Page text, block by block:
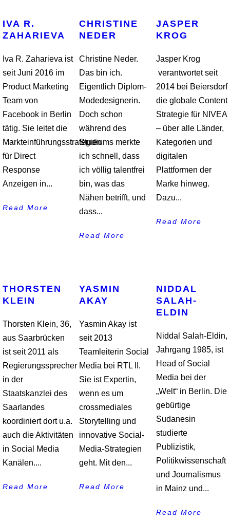
IVA R.
ZAHARIEVA
Iva R. Zaharieva ist
seit Juni 2016 im
Product Marketing
Team von
Facebook in Berlin
tätig. Sie leitet die
Markteinführungsstrategien
für Direct
Response
Anzeigen in...
Read More
CHRISTINE
NEDER
Christine Neder.
Das bin ich.
Eigentlich Diplom-
Modedesignerin.
Doch schon
während des
Studiums merkte
ich schnell, dass
ich völlig talentfrei
bin, was das
Nähen betrifft, und
dass...
Read More
JASPER
KROG
Jasper Krog
verantwortet seit
2014 bei Beiersdorf
die globale Content
Strategie für NIVEA
– über alle Länder,
Kategorien und
digitalen
Plattformen der
Marke hinweg.
Dazu...
Read More
THORSTEN
KLEIN
Thorsten Klein, 36,
aus Saarbrücken
ist seit 2011 als
Regierungssprecher
in der
Staatskanzlei des
Saarlandes
koordiniert dort u.a.
auch die Aktivitäten
in Social Media
Kanälen....
Read More
YASMIN
AKAY
Yasmin Akay ist
seit 2013
Teamleiterin Social
Media bei RTL II.
Sie ist Expertin,
wenn es um
crossmediales
Storytelling und
innovative Social-
Media-Strategien
geht. Mit den...
Read More
NIDDAL
SALAH-
ELDIN
Niddal Salah-Eldin,
Jahrgang 1985, ist
Head of Social
Media bei der
„Welt“ in Berlin. Die
gebürtige
Sudanesin
studierte
Publizistik,
Politikwissenschaft
und Journalismus
in Mainz und...
Read More